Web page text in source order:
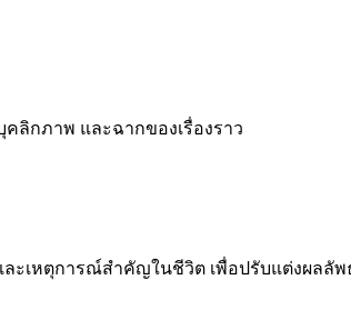
ลิกภาพ และฉากของเรื่องราว
ละเหตุการณ์สำคัญในชีวิต เพื่อปรับแต่งผลลั